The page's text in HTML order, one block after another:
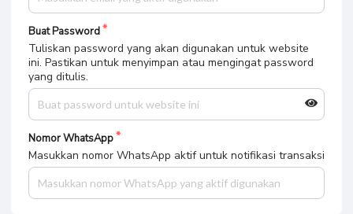
Buat Password
Tuliskan password yang akan digunakan untuk website
ini. Pastikan untuk menyimpan atau mengingat password
yang ditulis.
Nomor WhatsApp
Masukkan nomor WhatsApp aktif untuk notifikasi transaksi